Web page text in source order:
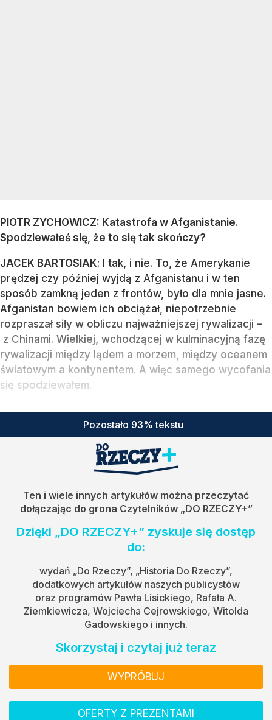
PIOTR ZYCHOWICZ: Katastrofa w Afganistanie.
Spodziewałeś się, że to się tak skończy?
JACEK BARTOSIAK: I tak, i nie. To, że Amerykanie
prędzej czy później wyjdą z Afganistanu i w ten
sposób zamkną jeden z frontów, było dla mnie jasne.
Afganistan bowiem ich obciążał, niepotrzebnie
rozpraszał siły w obliczu najważniejszej rywalizacji –
z Chinami. Wielkiej, wchodzącej w kulminacyjną fazę
rywalizacji między lądem a morzem, między oceanem
światowym a kontynentem. A więc samego wycofania
się spodziewałem.
Pozostało 93% tekstu
Ten i wiele innych artykułów można przeczytać
dołączając do grona Czytelników „DO RZECZY+”
Dzięki „DO RZECZY+” zyskuje się dostęp
do:
wydań „Do Rzeczy”, „Historia Do Rzeczy”,
dodatkowych artykułów naszych publicystów
oraz programów Pawła Lisickiego, Rafała A.
Ziemkiewicza, Wojciecha Cejrowskiego, Witolda
Gadowskiego i innych.
Skorzystaj i czytaj już teraz
WYPRÓBUJ
OFERTY Z PREZENTAMI